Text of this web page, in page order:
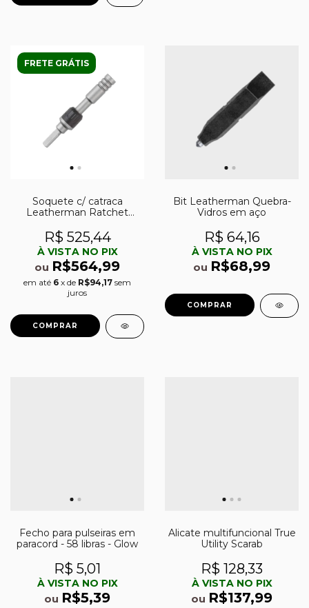
FRETE GRÁTIS
Soquete c/ catraca
Leatherman Ratchet
R$ 525,44
À VISTA NO PIX
ou R$564,99
em até 6 x de R$94,17 sem
juros
Bit Leatherman Quebra-
Vidros em aço
R$ 64,16
À VISTA NO PIX
ou R$68,99
Fecho para pulseiras em
paracord - 58 libras - Glow
R$ 5,01
À VISTA NO PIX
ou R$5,39
Alicate multifuncional True
Utility Scarab
R$ 128,33
À VISTA NO PIX
ou R$137,99